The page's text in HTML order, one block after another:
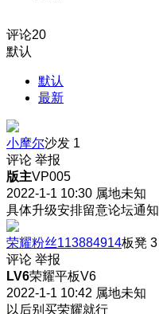
评论20
默认
默认
最新
小摩尔沙发 1
评论 举报
版主VP005
2022-1-1 10:30 属地未知
具体升级安排留意论坛通知
荣耀粉丝113884914板凳 3
评论 举报
LV6荣耀平板V6
2022-1-1 10:42 属地未知
以后别买荣耀就行